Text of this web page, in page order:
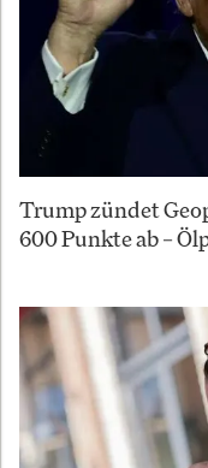
Trump zündet
600 Punkte ab –